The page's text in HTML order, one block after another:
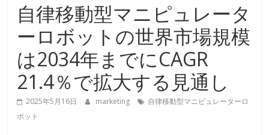
自律移動型マニピュレータ
ーロボットの世界市場規模
は2034年までにCAGR
21.4％で拡大する見通し
2025年5月16日 marketing
自律移動型マニピュレーターロ
ボット